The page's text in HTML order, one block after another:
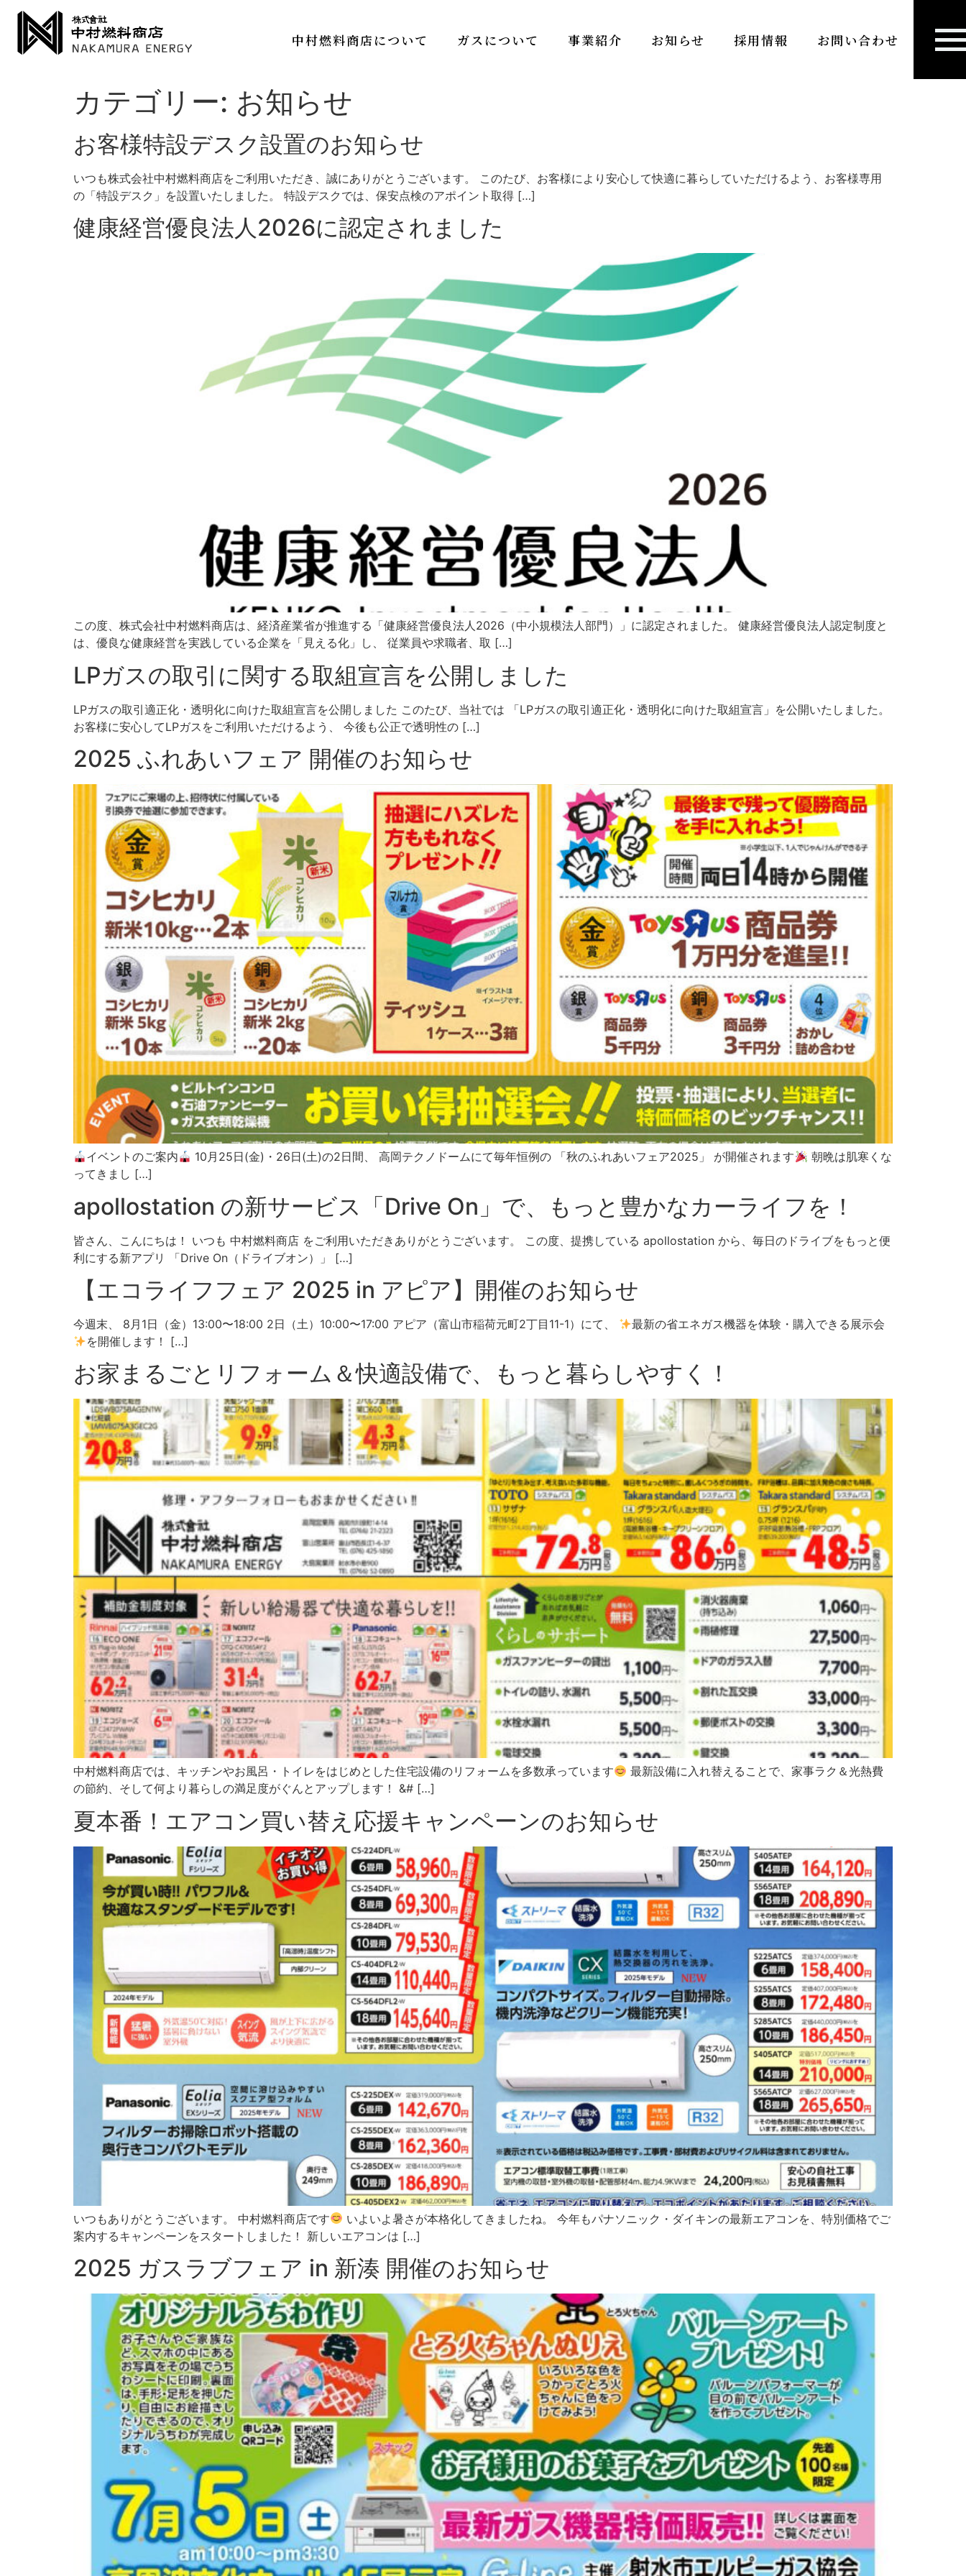
中村燃料商店について ガスについて 事業紹介 お知らせ 採用情報 お問い合わせ
カテゴリー: お知らせ
お客様特設デスク設置のお知らせ
いつも株式会社中村燃料商店をご利用いただき、誠にありがとうございます。 このたび、お客様により安心して快適に暮らしていただけるよう、お客様専用
の「特設デスク」を設置いたしました。 特設デスクでは、保安点検のアポイント取得 […]
健康経営優良法人2026に認定されました
この度、株式会社中村燃料商店は、経済産業省が推進する「健康経営優良法人2026（中小規模法人部門）」に認定されました。 健康経営優良法人認定制度と
は、優良な健康経営を実践している企業を「見える化」し、 従業員や求職者、取 […]
LPガスの取引に関する取組宣言を公開しました
LPガスの取引適正化・透明化に向けた取組宣言を公開しました このたび、当社では 「LPガスの取引適正化・透明化に向けた取組宣言」を公開いたしました。
お客様に安心してLPガスをご利用いただけるよう、 今後も公正で透明性の […]
2025 ふれあいフェア 開催のお知らせ
イベントのご案内 10月25日(金)・26日(土)の2日間、 高岡テクノドームにて毎年恒例の 「秋のふれあいフェア2025」 が開催されます
朝晩は肌寒くな
ってきまし […]
apollostation の新サービス「Drive On」で、もっと豊かなカーライフを！
皆さん、こんにちは！ いつも 中村燃料商店 をご利用いただきありがとうございます。 この度、提携している apollostation から、毎日のドライブをもっと便
利にする新アプリ 「Drive On（ドライブオン）」 […]
【エコライフフェア 2025 in アピア】開催のお知らせ
今週末、 8月1日（金）13:00〜18:00 2日（土）10:00〜17:00 アピア（富山市稲荷元町2丁目11-1）にて、
最新の省エネガス機器を体験・購入できる展示会
を開催します！ […]
お家まるごとリフォーム＆快適設備で、もっと暮らしやすく！
中村燃料商店では、キッチンやお風呂・トイレをはじめとした住宅設備のリフォームを多数承っています
最新設備に入れ替えることで、家事ラク＆光熱費
の節約、そして何より暮らしの満足度がぐんとアップします！ &# […]
夏本番！エアコン買い替え応援キャンペーンのお知らせ
いつもありがとうございます。 中村燃料商店です
いよいよ暑さが本格化してきましたね。 今年もパナソニック・ダイキンの最新エアコンを、特別価格でご
案内するキャンペーンをスタートしました！ 新しいエアコンは […]
2025 ガスラブフェア in 新湊 開催のお知らせ